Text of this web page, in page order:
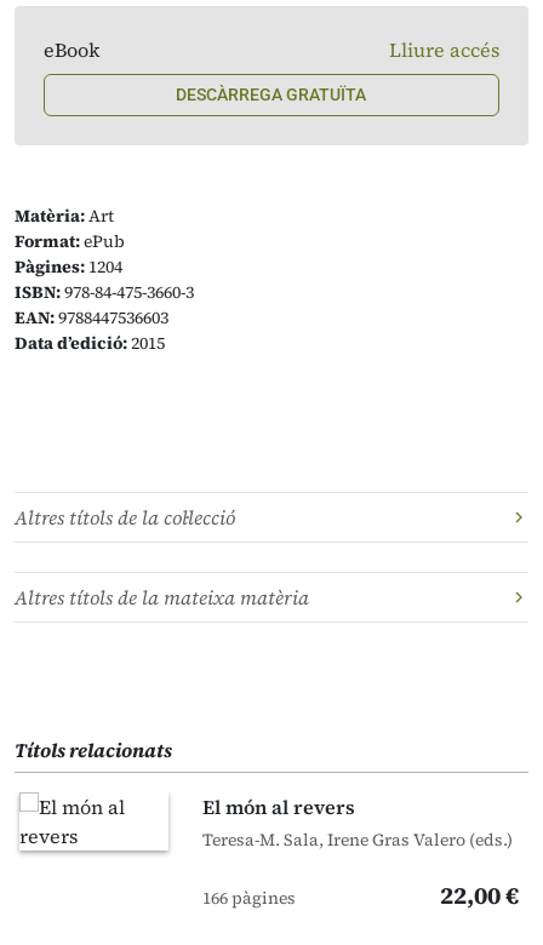
Matèria:Art
Format:ePub
Pàgines: 1204
ISBN:978-84-475-3660-3
EAN:9788447536603
Data d’edició:2015
eBook Lliure accés
DESCÀRREGA GRATUÏTA
Altres títols de la col·lecció
Altres títols de la mateixa matèria
Títols relacionats
El món al revers
Teresa-M. Sala, Irene Gras Valero (eds.)
166 pàgines 22,00 €